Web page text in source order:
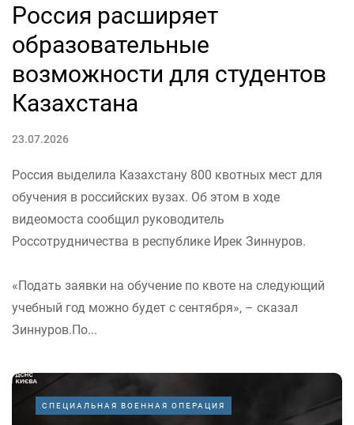
Россия расширяет
образовательные
возможности для студентов
Казахстана
23.07.2026
Россия выделила Казахстану 800 квотных мест для
обучения в российских вузах. Об этом в ходе
видеомоста сообщил руководитель
Россотрудничества в республике Ирек Зиннуров.
«Подать заявки на обучение по квоте на следующий
учебный год можно будет с сентября», – сказал
Зиннуров.По...
СПЕЦИАЛЬНАЯ ВОЕННАЯ ОПЕРАЦИЯ